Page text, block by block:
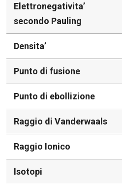
Elettronegativita’
secondo Pauling
Densita’
Punto di fusione
Punto di ebollizione
Raggio di Vanderwaals
Raggio Ionico
Isotopi